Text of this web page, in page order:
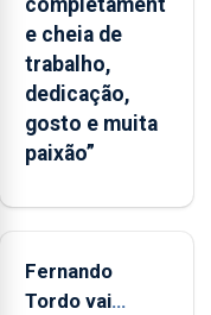
“decréscimo
significativo”
da
CPUE
entre
2022
e cheia de
trabalho,
dedicação,
gosto e muita
paixão”
Fernando
Tordo vai